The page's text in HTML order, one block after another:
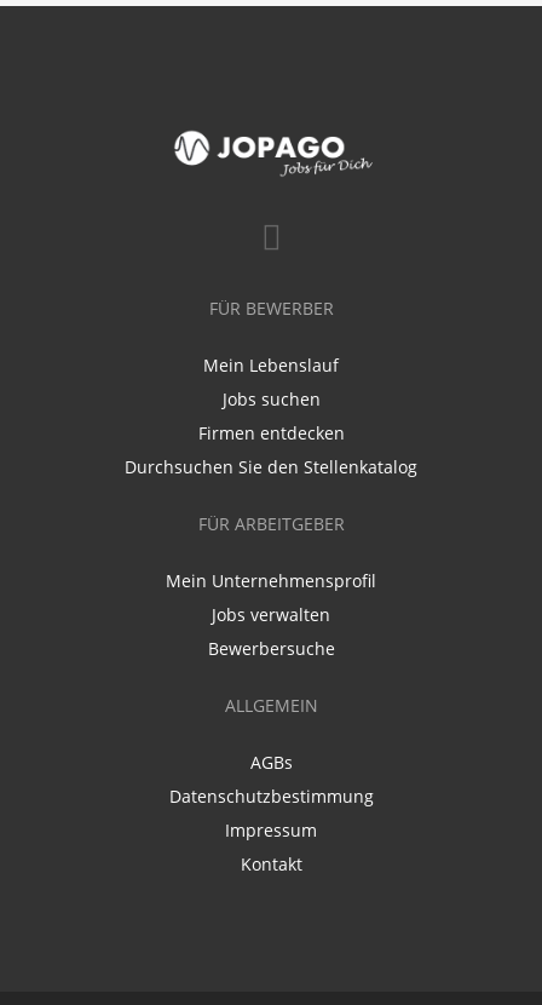
FÜR BEWERBER
Mein Lebenslauf
Jobs suchen
Firmen entdecken
Durchsuchen Sie den Stellenkatalog
FÜR ARBEITGEBER
Mein Unternehmensprofil
Jobs verwalten
Bewerbersuche
ALLGEMEIN
AGBs
Datenschutzbestimmung
Impressum
Kontakt